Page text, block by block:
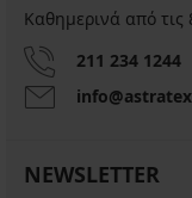
Καθημερινά από τις
211 234 1244
NEWSLETTER